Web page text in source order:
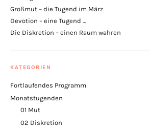
Großmut – die Tugend im März
Devotion – eine Tugend …
Die Diskretion – einen Raum wahren
KATEGORIEN
Fortlaufendes Programm
Monatstugenden
01 Mut
02 Diskretion